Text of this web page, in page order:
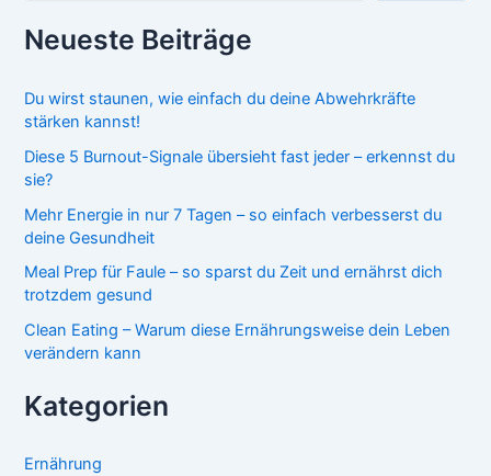
Neueste Beiträge
Du wirst staunen, wie einfach du deine Abwehrkräfte
stärken kannst!
Diese 5 Burnout-Signale übersieht fast jeder – erkennst du
sie?
Mehr Energie in nur 7 Tagen – so einfach verbesserst du
deine Gesundheit
Meal Prep für Faule – so sparst du Zeit und ernährst dich
trotzdem gesund
Clean Eating – Warum diese Ernährungsweise dein Leben
verändern kann
Kategorien
Ernährung